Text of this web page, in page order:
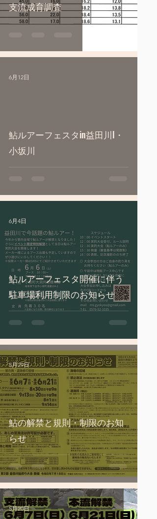
支流成育調査
鮎ルアーフェスタin益田川l・
小坂川
6月12日
鮎ルアーフェスタ開催に伴う
駐車場利用制限のお知らせ
6月4日
鮎の解禁と規則・制限のお知
らせ
5月29日
5月20日